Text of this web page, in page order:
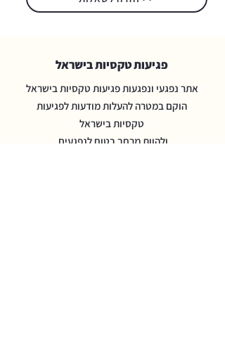
פגיעות טקסיות בישראל
אתר נפגעי ונפגעות פגיעות טקסיות בישראל
הוקם במטרה להעלות מודעות לפגיעות
טקסיות בישראל
ולהוות מרחב בטוח לנפגעים.